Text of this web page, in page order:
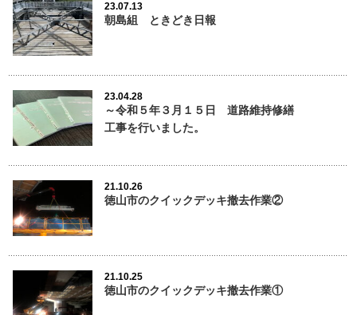
23.07.13
朝島組 ときどき日報
23.04.28
～令和５年３月１５日 道路維持修繕
工事を行いました。
21.10.26
徳山市のクイックデッキ撤去作業②
21.10.25
徳山市のクイックデッキ撤去作業①